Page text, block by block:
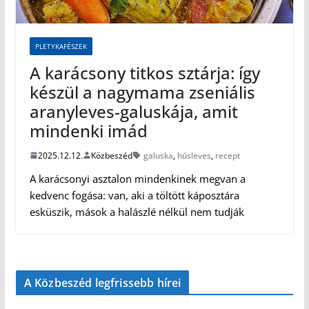
PLETYKAFÉSZEK
A karácsony titkos sztárja: így
készül a nagymama zseniális
aranyleves-galuskája, amit
mindenki imád
2025.12.12. Közbeszéd galuska, húsleves, recept
A karácsonyi asztalon mindenkinek megvan a
kedvenc fogása: van, aki a töltött káposztára
esküszik, mások a halászlé nélkül nem tudják
A Közbeszéd legfrissebb hírei